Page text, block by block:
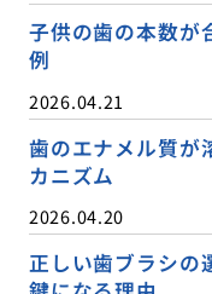
子供の歯の本数が
例
2026.04.21
歯のエナメル質が
カニズム
2026.04.20
正しい歯ブラシの